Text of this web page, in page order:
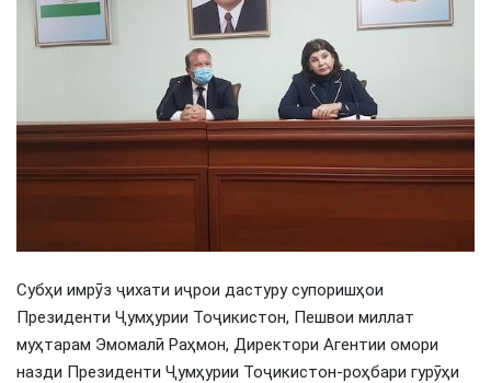
Субҳи имрӯз ҷихати иҷрои дастуру супоришҳои
Президенти Ҷумҳурии Тоҷикистон, Пешвои миллат
муҳтарам Эмомалӣ Раҳмон, Директори Агентии омори
назди Президенти Ҷумҳурии Тоҷикистон-роҳбари гурӯҳи